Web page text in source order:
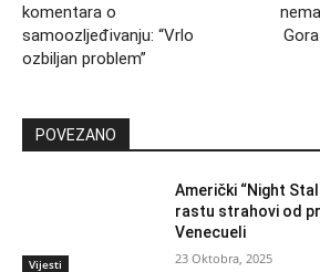
komentara o
samoozljeđivanju: “Vrlo
ozbiljan problem”
POVEZANO
Vijesti
Američki “Night
rastu strahovi od
Venecueli
23 Oktobra, 2025